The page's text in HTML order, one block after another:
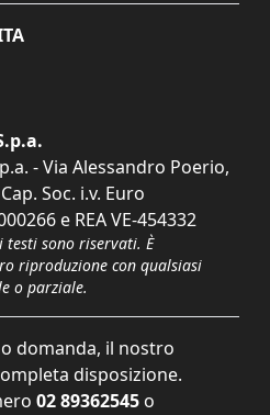
- Via Alessandro Poerio,
Soc. i.v. Euro
e REA VE-454332
sono riservati. È
riproduzione con qualsiasi
o parziale.
domanda, il nostro
disposizione.
02 89362545 o